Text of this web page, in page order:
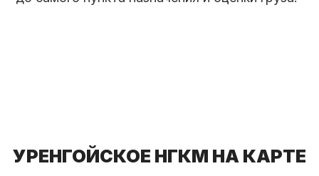
УРЕНГОЙСКОЕ НГКМ НА КАРТЕ